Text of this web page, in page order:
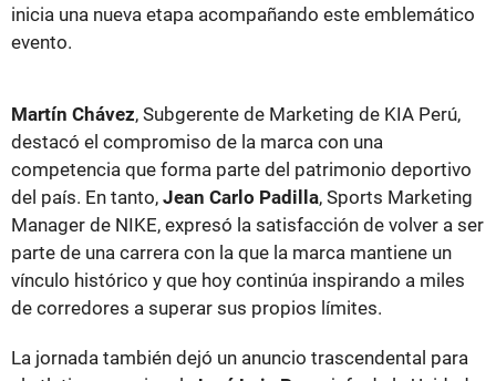
inicia una nueva etapa acompañando este emblemático
evento.
Martín Chávez, Subgerente de Marketing de KIA Perú,
destacó el compromiso de la marca con una
competencia que forma parte del patrimonio deportivo
del país. En tanto, Jean Carlo Padilla, Sports Marketing
Manager de NIKE, expresó la satisfacción de volver a ser
parte de una carrera con la que la marca mantiene un
vínculo histórico y que hoy continúa inspirando a miles
de corredores a superar sus propios límites.
La jornada también dejó un anuncio trascendental para